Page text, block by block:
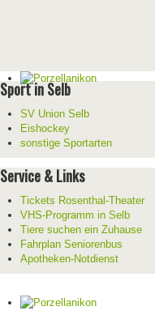
Sport in Selb
SV Union Selb
Eishockey
sonstige Sportarten
Service & Links
Tickets Rosenthal-Theater
VHS-Programm in Selb
Tiere suchen ein Zuhause
Fahrplan Seniorenbus
Apotheken-Notdienst